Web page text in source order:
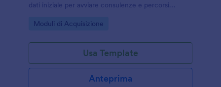
dati iniziale per avviare consulenze e percorsi
compilazione online con Jotform.
Go to Category:
Moduli di Acquisizione
Usa Template
Anteprima